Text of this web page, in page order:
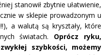
stanowił zbytnie ułatwienie,
w sklepie prowadzonym u
a walutą są kryształy, które
światach. Oprócz ryku,
szybkości, możemy